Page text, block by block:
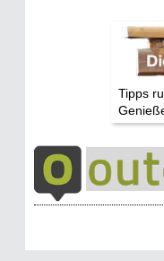
Tipps